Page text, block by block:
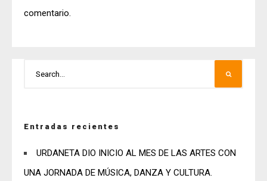
comentario.
Entradas recientes
URDANETA DIO INICIO AL MES DE LAS ARTES CON
UNA JORNADA DE MÚSICA, DANZA Y CULTURA.